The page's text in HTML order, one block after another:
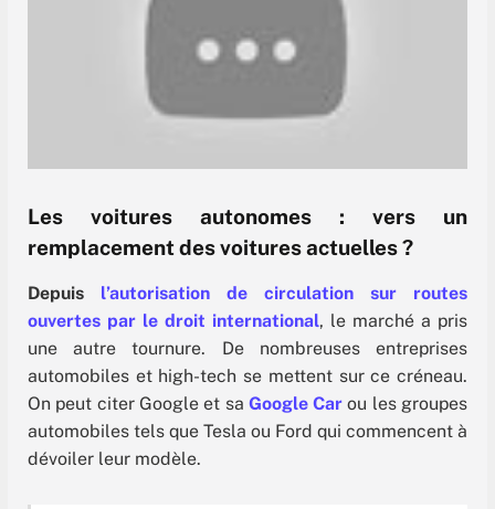
Les voitures autonomes : vers un
remplacement des voitures actuelles ?
Depuis l’autorisation de circulation sur routes
ouvertes par le droit international, le marché a pris
une autre tournure. De nombreuses entreprises
automobiles et high-tech se mettent sur ce créneau.
On peut citer Google et sa Google Car ou les groupes
automobiles tels que Tesla ou Ford qui commencent à
dévoiler leur modèle.